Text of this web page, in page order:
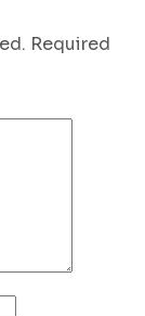
Required